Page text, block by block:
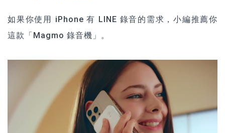
如果你使用 iPhone 有 LINE 錄音的需求，小編推薦你
這款「Magmo 錄音機」。